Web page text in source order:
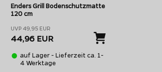
Enders Grill Bodenschutzmatte
120 cm
UVP 49,95 EUR
44,96 EUR
auf Lager - Lieferzeit ca. 1-
4 Werktage